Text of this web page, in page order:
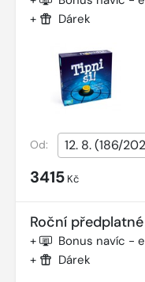
+ Dárek
Od:
3415 Kč
Roční předplatné
+ Bonus navíc -
+ Dárek